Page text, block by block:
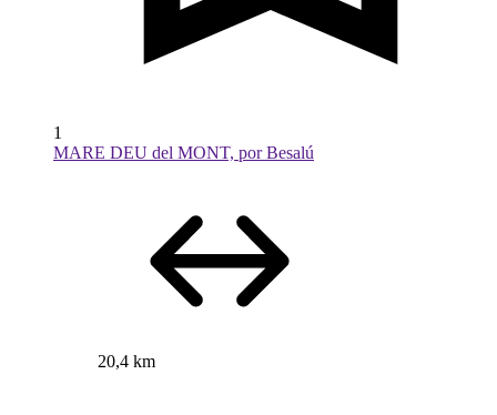
1
MARE DEU del MONT, por Besalú
20,4 km